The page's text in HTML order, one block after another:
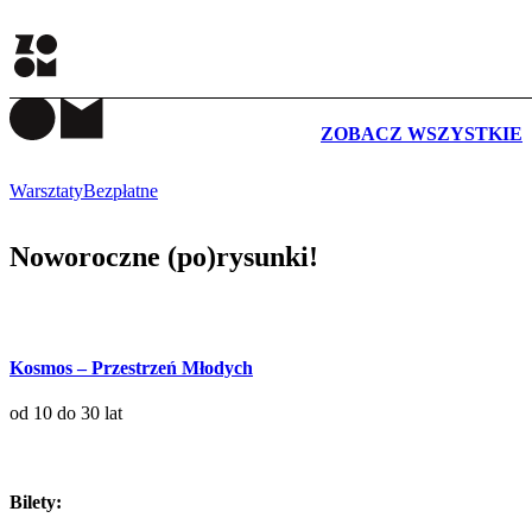
ZOBACZ WSZYSTKIE
WarsztatyBezpłatne
Noworoczne (po)rysunki!
Kosmos – Przestrzeń Młodych
od 10 do 30 lat
Bilety: